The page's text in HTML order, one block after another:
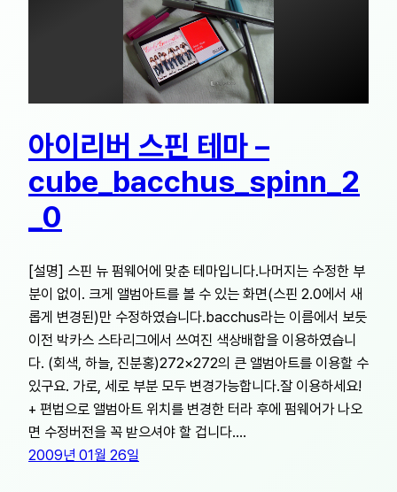
아이리버 스핀 테마 –
cube_bacchus_spinn_2
_0
[설명] 스핀 뉴 펌웨어에 맞춘 테마입니다.나머지는 수정한 부
분이 없이. 크게 앨범아트를 볼 수 있는 화면(스핀 2.0에서 새
롭게 변경된)만 수정하였습니다.bacchus라는 이름에서 보듯
이전 박카스 스타리그에서 쓰여진 색상배합을 이용하였습니
다. (회색, 하늘, 진분홍)272×272의 큰 앨범아트를 이용할 수
있구요. 가로, 세로 부분 모두 변경가능합니다.잘 이용하세요!
+ 편법으로 앨범아트 위치를 변경한 터라 후에 펌웨어가 나오
면 수정버전을 꼭 받으셔야 할 겁니다.…
2009년 01월 26일